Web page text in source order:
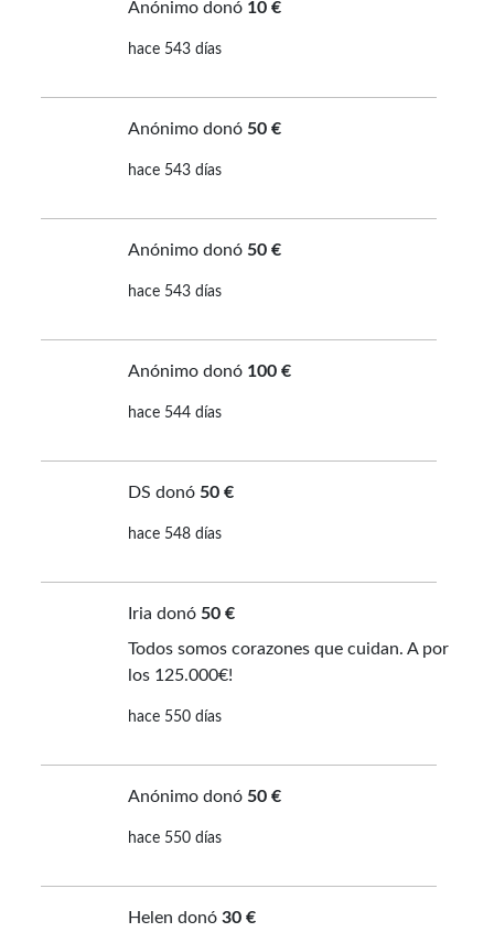
Anónimo donó 10 €
hace 543 días
Anónimo donó 50 €
hace 543 días
Anónimo donó 50 €
hace 543 días
Anónimo donó 100 €
hace 544 días
DS donó 50 €
hace 548 días
Iria donó 50 €
Todos somos corazones que cuidan. A por
los 125.000€!
hace 550 días
Anónimo donó 50 €
hace 550 días
Helen donó 30 €